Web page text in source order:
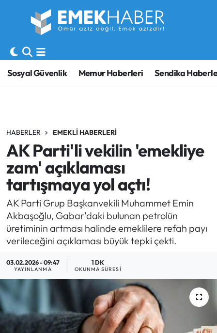
Sosyal Güvenlik Memur Haberleri Sendika
HABERLER EMEKLI HABERLERI
AK Parti'li vekilin 'emekliye
zam' açıklaması
tartışmaya yol açtı!
AK Parti Grup Başkanvekili Muhammet Emin
Akbaşoğlu, Gabar'daki bulunan petrolün
üretiminin artması halinde emeklilere refah payı
verileceğini açıklaması büyük tepki çekti.
03.02.2026 - 09:47
YAYINLANMA
1 DK
OKUNMA SÜRESI
Sosyal Güvenlik
Sendika
SORU-CEVAP
Memur
Emekli
İşveren
İş Fırsatları
Yargı Kararları
Araştırma-Rapor
Hava Durumu
Trafik Durumu
Süper Lig Puan Durumu ve Fikstür
Son Dakika Haberleri
Haber Arşivi